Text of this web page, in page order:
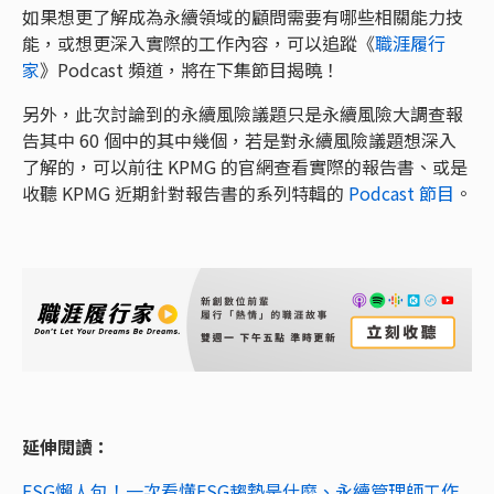
如果想更了解成為永續領域的顧問需要有哪些相關能力技
能，或想更深入實際的工作內容，可以追蹤《職涯履行
家》Podcast 頻道，將在下集節目揭曉！
另外，此次討論到的永續風險議題只是永續風險大調查報
告其中 60 個中的其中幾個，若是對永續風險議題想深入
了解的，可以前往 KPMG 的官網查看實際的報告書、或是
收聽 KPMG 近期針對報告書的系列特輯的 Podcast 節目 。
延伸閱讀：